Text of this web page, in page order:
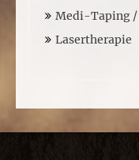
Medi-Taping
Lasertherapie